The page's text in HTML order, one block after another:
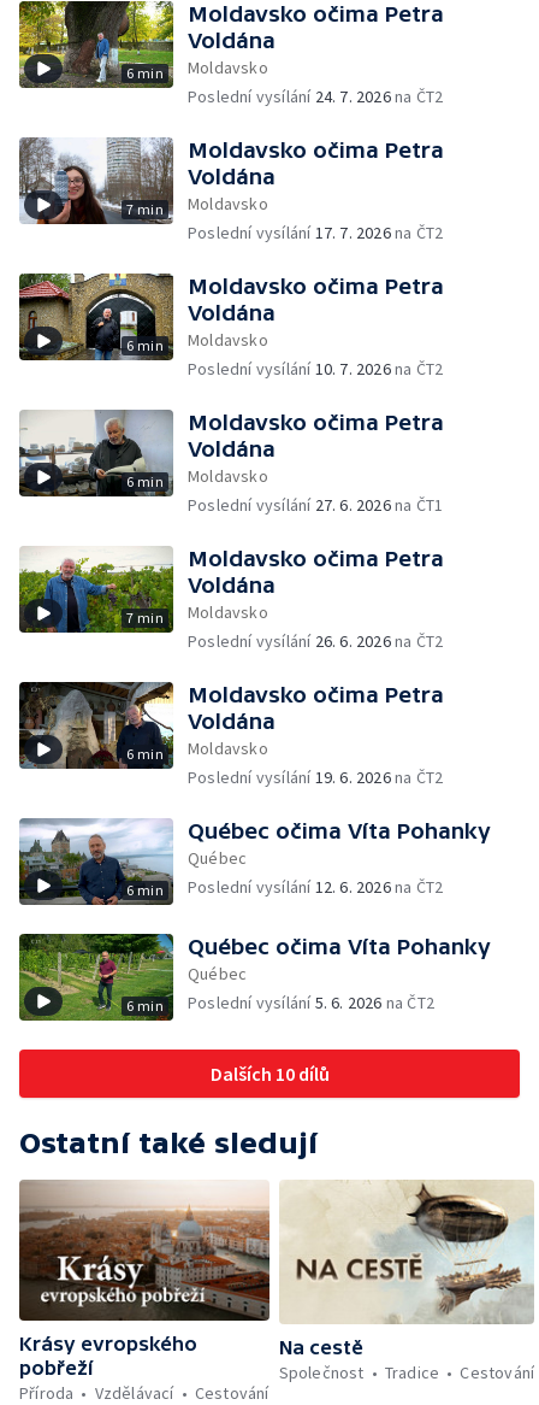
6 min
Moldavsko očima Petra
Voldána
Moldavsko
Poslední vysílání 24. 7. 2026na ČT2
7 min
Moldavsko očima Petra
Voldána
Moldavsko
Poslední vysílání17. 7. 2026na ČT2
6 min
Moldavsko očima Petra
Voldána
Moldavsko
Poslední vysílání10. 7. 2026na ČT2
6 min
Moldavsko očima Petra
Voldána
Moldavsko
Poslední vysílání 27. 6. 2026na ČT1
7 min
Moldavsko očima Petra
Voldána
Moldavsko
Poslední vysílání 26. 6. 2026na ČT2
6 min
Moldavsko očima Petra
Voldána
Moldavsko
Poslední vysílání19. 6. 2026na ČT2
6 min
Québec očima Víta Pohanky
Québec
Poslední vysílání12. 6. 2026na ČT2
6 min
Québec očima Víta Pohanky
Québec
Poslední vysílání5. 6. 2026 na ČT2
Dalších 10 dílů
Ostatní také sledují
Krásy evropského
pobřeží
Příroda
Vzdělávací Cestování
Na cestě
Společnost
Tradice Cestování